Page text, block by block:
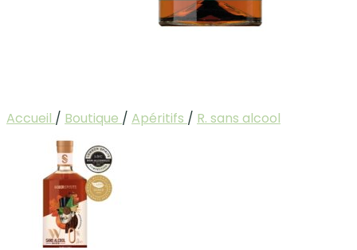
Accueil / Boutique / Apéritifs / R. sans alcool